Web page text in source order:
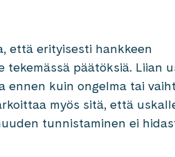
että erityisesti hankkeen
tekemässä päätöksiä. Liian
ennen kuin ongelma tai
myös sitä, että
tunnistaminen ei